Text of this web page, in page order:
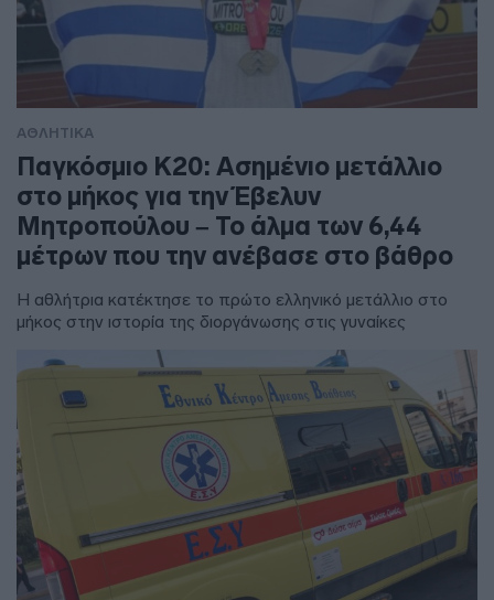
ΑΘΛΗΤΙΚΑ
Παγκόσμιο Κ20: Ασημένιο μετάλλιο
στο μήκος για την Έβελυν
Μητροπούλου – Το άλμα των 6,44
μέτρων που την ανέβασε στο βάθρο
Η αθλήτρια κατέκτησε το πρώτο ελληνικό μετάλλιο στο
μήκος στην ιστορία της διοργάνωσης στις γυναίκες